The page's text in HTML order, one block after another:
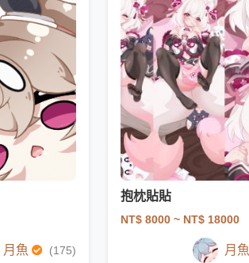
月魚 (175)
抱枕貼貼
NT$ 8000 ~ NT$ 18000
月魚